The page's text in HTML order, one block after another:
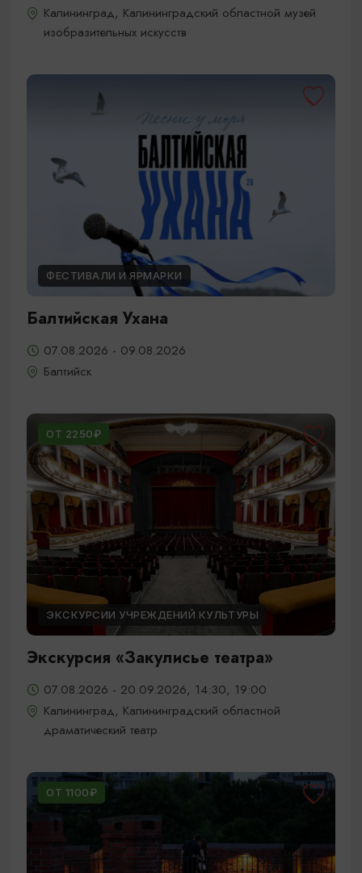
Калининград, Калининградский областной музей
изобразительных искусств
ФЕСТИВАЛИ И ЯРМАРКИ
Балтийская Ухана
07.08.2026 - 09.08.2026
Балтийск
ОТ 2250₽
ЭКСКУРСИИ УЧРЕЖДЕНИЙ КУЛЬТУРЫ
Экскурсия «Закулисье театра»
07.08.2026 - 20.09.2026, 14:30, 19:00
Калининград, Калининградский областной
драматический театр
ОТ 1100₽